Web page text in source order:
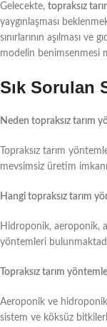
Gelecekte, topraksız
yaygınlaşması
sınırlarının aşılması
modelin benimsenmesi
Sık Sorulan
Neden topraksız tarım
Topraksız tarım
mevsimsiz üretim
Hangi topraksız tarım
Hidroponik, aeroponik,
yöntemleri
Topraksız tarım
Aeroponik ve hidroponik
sistem ve köksüz